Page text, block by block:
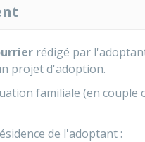
rédigé par
projet d'adoption.
familiale (en couple
de l'adoptant :